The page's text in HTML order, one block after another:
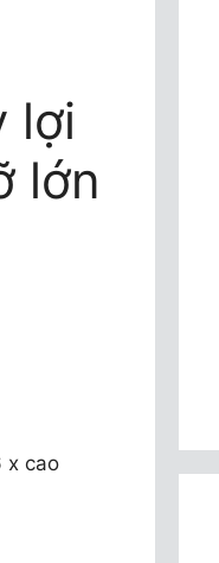
lợi
lớn
x cao